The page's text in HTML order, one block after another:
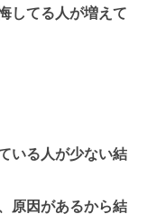
してる人が増えて
いる人が少ない結
原因があるから結